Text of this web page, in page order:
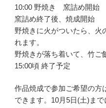
10:00 野焼き 窯詰め開始
窯詰め終了後、焼成開始
野焼きに火がついたら、火
れます。
野焼きが落ち着いて、竹ご
15:00頃 終了予定
作品焼成で参加ご希望の方
できます。10月5日(土)まで